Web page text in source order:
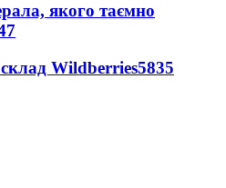
якого таємно
Wildberries5835